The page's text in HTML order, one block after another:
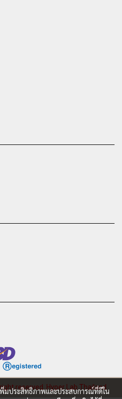
reserved. Hyper Lab Thailand
พิ่มประสิทธิภาพและประสบการณ์ที่ดีใน